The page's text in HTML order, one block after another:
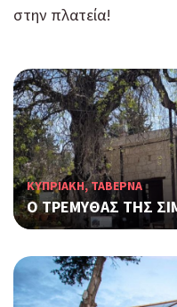
στην πλατεία!
ΚΥΠΡΙΑΚΗ, ΤΑΒΕΡΝΑ
Ο ΤΡΕΜΥΘΑΣ ΤΗΣ